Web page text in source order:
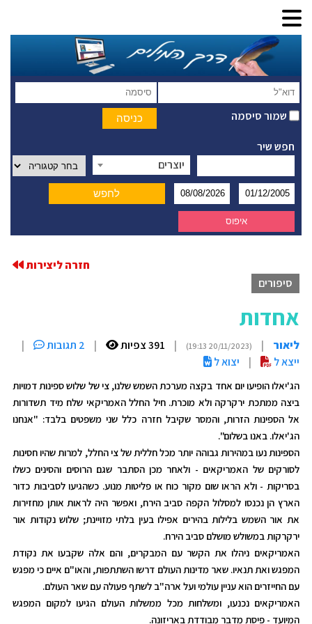
שמור סיסמה
חפש שיר
יוצרים
חזרה ליצירות
סיפורים
אחדות
ליאור |
(20/11/2023 19:13)
| 391 צפיות | 2 תגובות
|
ייצא ל
| יצוא ל
הג'יאלו הופיעו יום אחד בקצה מערכת השמש שלנו, צי של שלוש ספינות דמויות
ביצה ממתכת ירקרקה ולא מוכרת. חיל החלל האמריקאי שלח מיד תשדורות
אל הספינות הזרות, והמסר שקיבל חזרה כלל שני משפטים בלבד: "אנחנו
הג'יאלו. באנו בשלום".
הספינות נעו במהירות גבוהה יותר מכל חללית של צי החלל, למרות שהיו חסינות
לסורקים של האמריקאים - ולאחר מכן הסתבר שגם הרוסים והסינים כשלו
בסריקות - ולא הראו שום מקור כוח או פליטות מנוע. כשהגיעו לסביבות כדור
הארץ הן נכנסו למסלול הקפה סביב הירח, ואפשר היה לראות אותן מחזירות
את אור השמש בלילות בהירים אפילו בעין בלתי מזויינת; שלוש נקודות אור
ירקרקות במשולש מושלם סביב הירח.
האמריקאים ניהלו את הקשר עם המבקרים, והם אלה שקבעו את נקודת
המפגש ואת תנאיו. שאר מדינות העולם דרשו השתתפות, והאו"ם איים כי מפגש
עם החייזרים הוא עניין עולמי ועל ארה"ב לשתף פעולה עם שאר העולם.
האמריקאים נכנעו, ומשלחות מכל ממשלות העולם הגיעו למקום המפגש
המיועד - פיסת מדבר מבודדת באריזונה.